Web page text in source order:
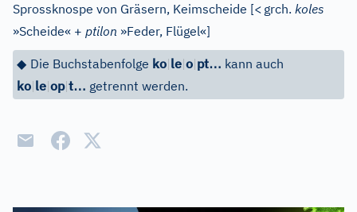
Sprossknospe von Gräsern, Keimscheide [< grch. koles
»Scheide« + ptilon »Feder, Flügel«]
◆ Die Buchstabenfolge ko|le|o|pt… kann auch
ko|le|op|t… getrennt werden.